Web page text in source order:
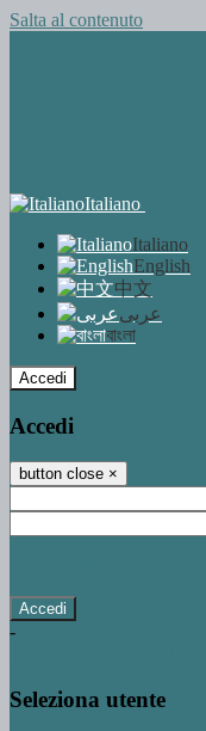
Salta al contenuto
Italiano
Italiano
English
中文
عربى
বাংলা
Accedi
Accedi
button close ×
-
Seleziona utente